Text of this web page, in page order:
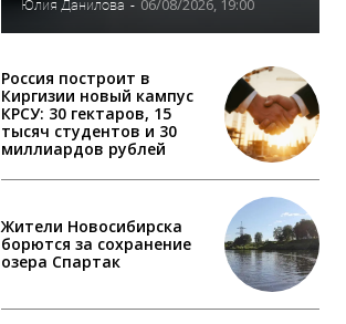
Юлия Данилова - 06/08/2026, 19:00
Россия построит в
Киргизии новый кампус
КРСУ: 30 гектаров, 15
тысяч студентов и 30
миллиардов рублей
Жители Новосибирска
борются за сохранение
озера Спартак